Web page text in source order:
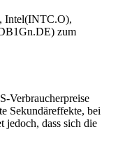
Intel(INTC.O),
zum
Verbraucherpreise
Sekundäreffekte, bei
jedoch, dass sich die